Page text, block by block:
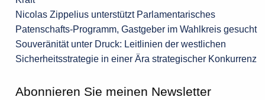
Nicolas Zippelius unterstützt Parlamentarisches
Patenschafts-Programm, Gastgeber im Wahlkreis gesucht
Souveränität unter Druck: Leitlinien der westlichen
Sicherheitsstrategie in einer Ära strategischer Konkurrenz
Abonnieren Sie meinen Newsletter